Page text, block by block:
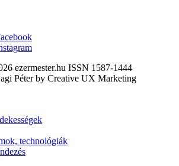
ezermester.hu ISSN 1587-1444
Péter by Creative UX Marketing
technológiák